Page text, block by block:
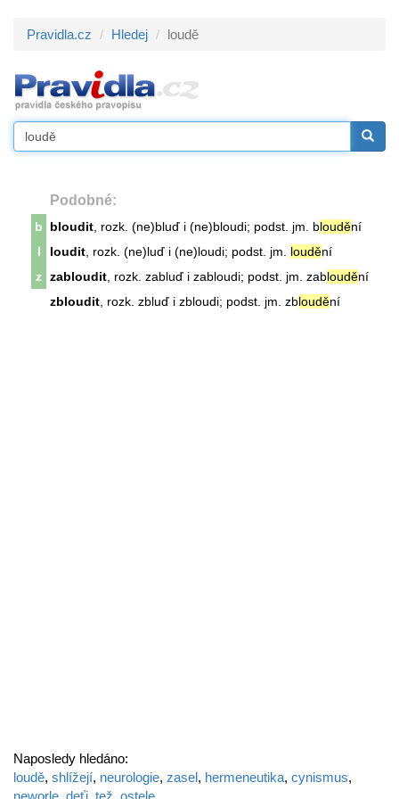
Pravidla.cz Hledej loudě
Podobné:
b bloudit , rozk. (ne)bluď i (ne)bloudi; podst. jm. bloudění
l
loudit , rozk. (ne)luď i (ne)loudi; podst. jm. loudění
z
zabloudit , rozk. zabluď i zabloudi; podst. jm. zabloudění
zbloudit , rozk. zbluď i zbloudi; podst. jm. zbloudění
Naposledy hledáno:
loudě, shlížejí, neurologie, zasel, hermeneutika, cynismus,
neworle deťi tež ostele